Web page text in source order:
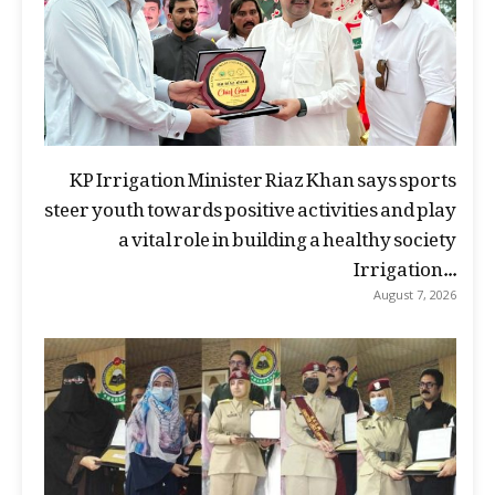
KP Irrigation Minister Riaz Khan says sports
steer youth towards positive activities and play
a vital role in building a healthy society
Irrigation...
August 7, 2026